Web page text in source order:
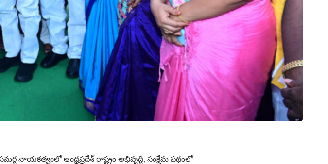
నాయ‌క‌త్వంలో ఆంధ్ర‌ప్ర‌దేశ్ రాష్ట్రం అభివృద్ధి, సంక్షేమ ప‌థంలో